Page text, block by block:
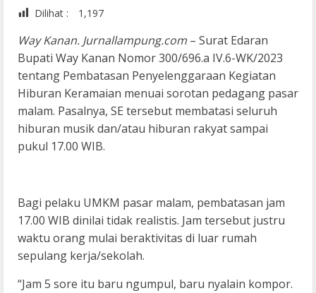
Dilihat : 1,197
Way Kanan. Jurnallampung.com – Surat Edaran
Bupati Way Kanan Nomor 300/696.a IV.6-WK/2023
tentang Pembatasan Penyelenggaraan Kegiatan
Hiburan Keramaian menuai sorotan pedagang pasar
malam. Pasalnya, SE tersebut membatasi seluruh
hiburan musik dan/atau hiburan rakyat sampai
pukul 17.00 WIB.
Bagi pelaku UMKM pasar malam, pembatasan jam
17.00 WIB dinilai tidak realistis. Jam tersebut justru
waktu orang mulai beraktivitas di luar rumah
sepulang kerja/sekolah.
“Jam 5 sore itu baru ngumpul, baru nyalain kompor.